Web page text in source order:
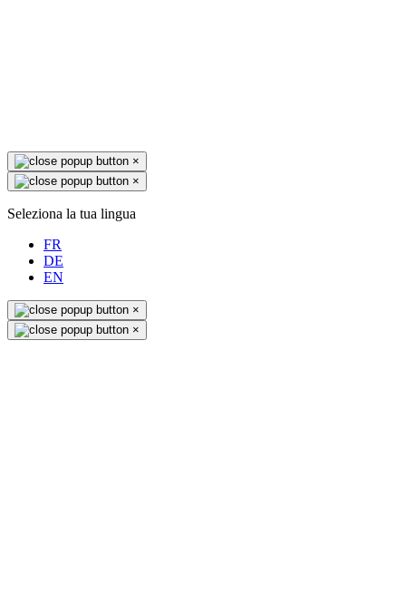
×
×
Seleziona la tua lingua
FR
DE
EN
×
×